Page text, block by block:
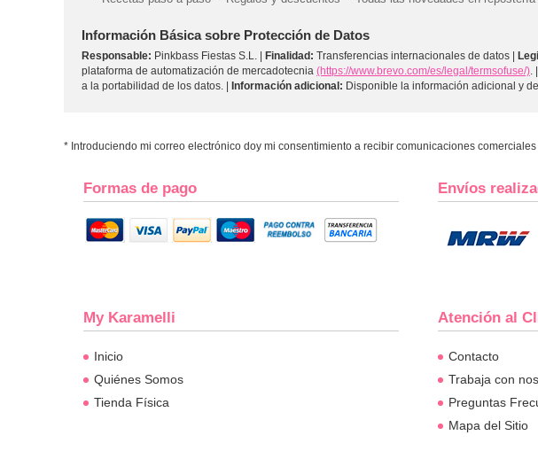
Información Básica sobre Protección de Datos
Responsable: Pinkbass Fiestas S.L. | Finalidad: Transferencias internacionales de datos |
plataforma de automatización de mercadotecnia (https://www.brevo.com/es/legal/termsofuse/) . |
a la portabilidad de los datos. | Información adicional: Disponible la información adicional y
* Introduciendo mi correo electrónico doy mi consentimiento a recibir comunicaciones
Formas de pago Envíos
My Karamelli
Inicio
Quiénes Somos
Tienda Física
Atención al
Contacto
Trabaja con
Preguntas
Mapa del Sitio